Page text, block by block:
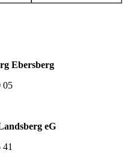
Ebersberg
05
eG